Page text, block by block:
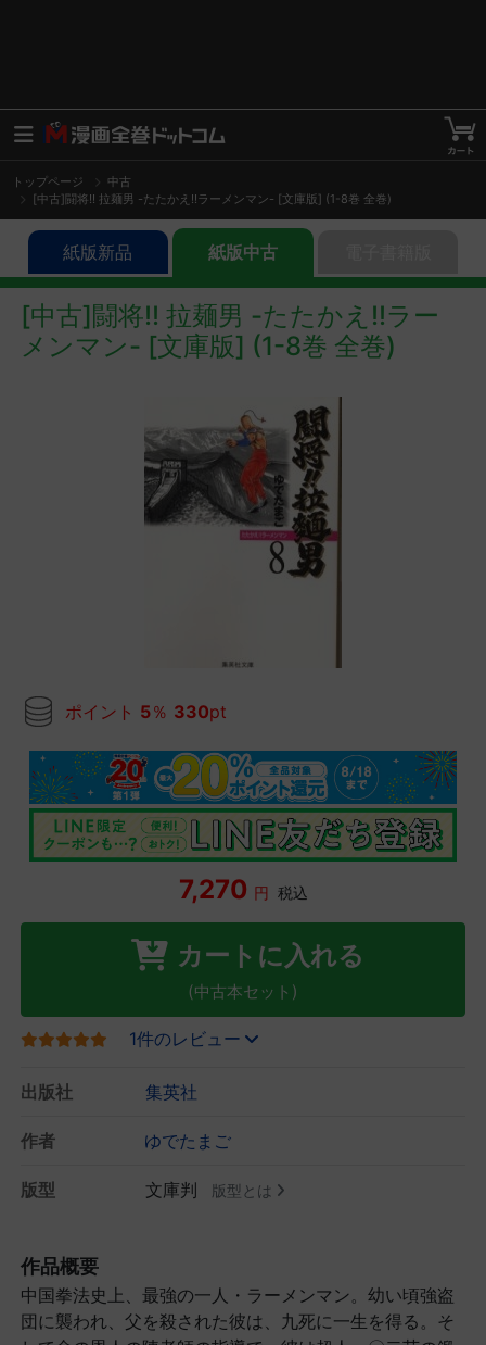
トップページ
中古
[中古]闘将!! 拉麺男 -たたかえ!!ラーメンマン- [文庫版] (1-8巻 全巻)
紙版新品 紙版中古
[中古]闘将!! 拉麺男 -たたかえ!!ラー
メンマン- [文庫版] (1-8巻 全巻)
ポイント 5％ 330pt
7,270 円 税込
カートに入れる
(中古本セット)
1件のレビュー
出版社 集英社
作者 ゆでたまご
版型 文庫判 版型とは
作品概要
中国拳法史上、最強の一人・ラーメンマン。幼い頃強盗
団に襲われ、父を殺された彼は、九死に一生を得る。そ